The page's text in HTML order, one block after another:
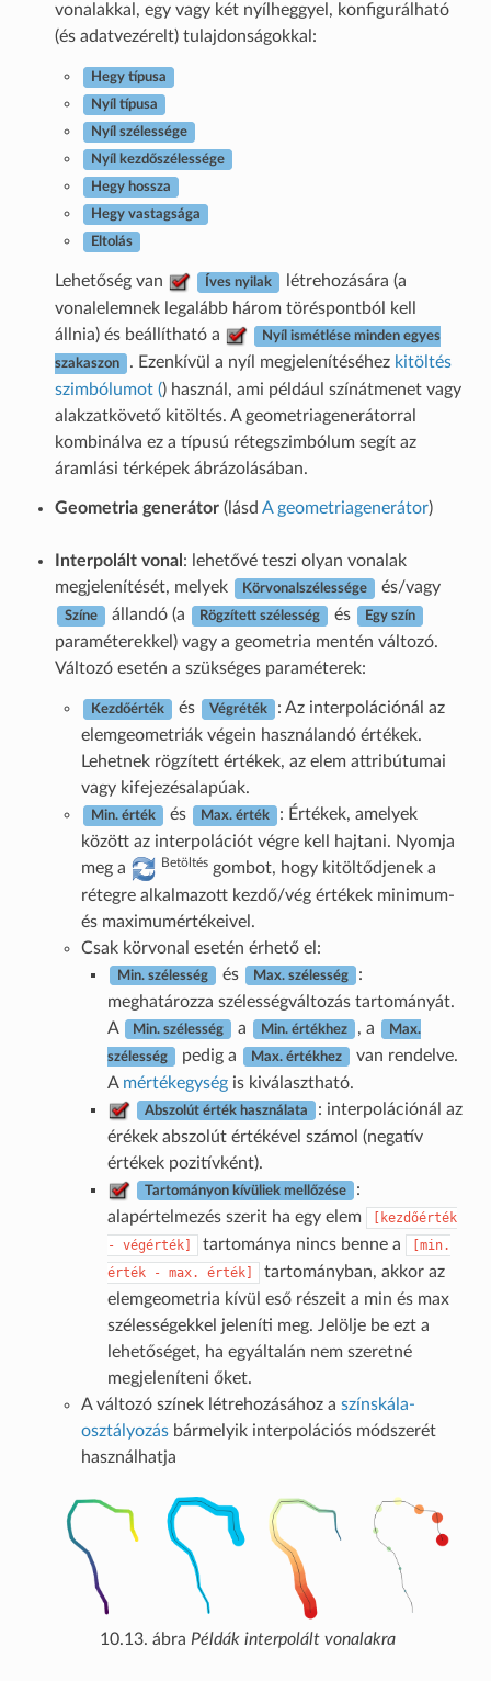
vonalakkal, egy vagy két nyílheggyel, konfigurálható
(és adatvezérelt) tulajdonságokkal:
Hegy típusa
Nyíl típusa
Nyíl szélessége
Nyíl kezdőszélessége
Hegy hossza
Hegy vastagsága
Eltolás
Lehetőség van Íves nyilak
létrehozására (a
vonalelemnek legalább három töréspontból kell
állnia) és beállítható a
Nyíl ismétlése minden egyes
szakaszon . Ezenkívül a nyíl megjelenítéséhez kitöltés
szimbólumot () használ, ami például színátmenet vagy
alakzatkövető kitöltés. A geometriagenerátorral
kombinálva ez a típusú rétegszimbólum segít az
áramlási térképek ábrázolásában.
Geometria generátor(lásd A geometriagenerátor)
Interpolált vonal : lehetővé teszi olyan vonalak
megjelenítését, melyek
Körvonalszélessége és/vagy
Színe állandó (a Rögzített szélesség és Egy szín
paraméterekkel) vagy a geometria mentén változó.
Változó esetén a szükséges paraméterek:
Kezdőérték és Végréték
: Az interpolációnál az
elemgeometriák végein használandó értékek.
Lehetnek rögzített értékek, az elem attribútumai
vagy kifejezésalapúak.
Min. érték és Max. érték
: Értékek, amelyek
között az interpolációt végre kell hajtani. Nyomja
meg a
Betöltésgombot, hogy kitöltődjenek a
rétegre alkalmazott kezdő/vég értékek minimum-
és maximumértékeivel.
Csak körvonal esetén érhető el:
Min. szélesség és Max. szélesség
:
meghatározza szélességváltozás tartományát.
A
Min. szélesség a Min. értékhez , a Max.
szélesség pedig a Max. értékhez
van rendelve.
A mértékegységis kiválasztható.
Abszolút érték használata
: interpolációnál az
érékek abszolút értékével számol (negatív
értékek pozitívként).
Tartományon kívüliek mellőzése
:
alapértelmezés szerit ha egy elem
[kezdőérték
- végérték] tartománya nincs benne a
[min.
érték
- max. érték]
tartományban, akkor az
elemgeometria kívül eső részeit a min és max
szélességekkel jeleníti meg. Jelölje be ezt a
lehetőséget, ha egyáltalán nem szeretné
megjeleníteni őket.
A változó színek létrehozásához a színskála-
osztályozásbármelyik interpolációs módszerét
használhatja
10.13. ábra Példák interpolált vonalakra